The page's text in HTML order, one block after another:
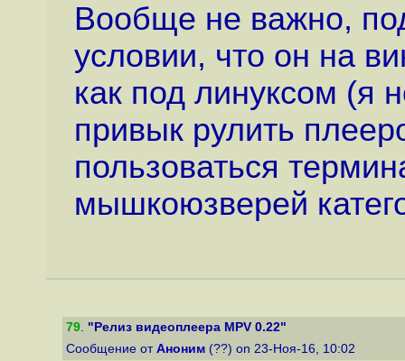
Вообще не важно,
условии, что он на
как под линуксом (я
привык рулить
пользоваться
мышкоюзверей
79. "Релиз видеоплеера MPV 0.22"
Сообщение от Аноним (??) on 23-Ноя-16, 10:02